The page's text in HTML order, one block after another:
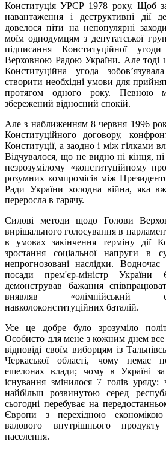
Конституція УРСР 1978 року. Щоб
навантаження і деструктивні дії
довелося піти на непопулярні
моїм однодумцям з депутатської
підписання Конституційної
Верховною Радою України. Але тоді
Конституційна угода
створити необхідні умови для
протягом одного року. Певною
збережений відносний спокій.
Але з наближенням 8 червня 1996
Конституційного договору,
Конституції, а заодно і між гілками
Відчувалося, що не видно ні кінця,
незрозумілому «конституційному
розумних компромісів між
Ради України холодна війна, яка
переросла в гарячу.
Силові методи щодо Голови
вирішального голосування в
в умовах закінчення терміну дії
зростання соціальної напруги в
непрогнозовані наслідки.
посади прем'єр-міністр
демонстрував бажання
виявляв «олімпійський
навколоконституційних баталій.
Усе це добре було зрозуміло
Особисто для мене з кожним днем все
відповіді своїм виборцям із
Черкаської області, чому немає
ешелонах влади; чому в Україні
існування змінилося 7 голів уряду;
найбільш розвинутою серед
сьогодні перебуває на
Європи з перехідною
валового внутрішнього
населення.